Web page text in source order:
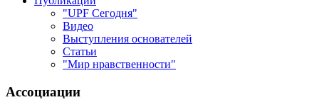
"UPF Сегодня"
Видео
Выступления основателей
Статьи
"Мир нравственности"
Ассоциации